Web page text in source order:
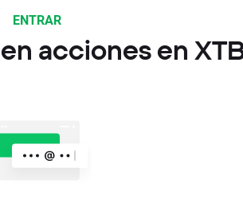
ENTRAR
acciones en